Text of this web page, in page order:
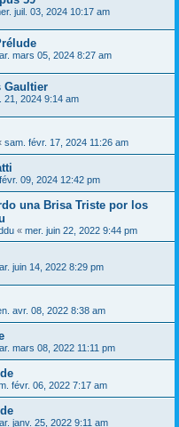
juil. 03, 2024 10:17 am
mars 05, 2024 8:27 am
Gaultier
21, 2024 9:14 am
sam. févr. 17, 2024 11:26 am
09, 2024 12:42 pm
una Brisa Triste por los
« mer. juin 22, 2022 9:44 pm
juin 14, 2022 8:29 pm
avr. 08, 2022 8:38 am
mars 08, 2022 11:11 pm
févr. 06, 2022 7:17 am
janv. 25, 2022 9:11 am